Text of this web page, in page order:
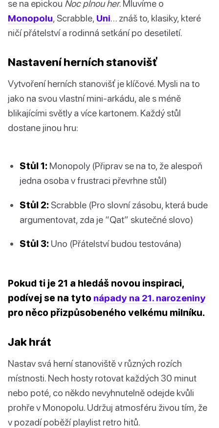
se na epickou Noc plnou her. Mluvíme o
Monopolu, Scrabble, Uni… znáš to, klasiky, které
ničí přátelství a rodinná setkání po desetiletí.
Nastavení herních stanovišť
Vytvoření herních stanovišť je klíčové. Mysli na to
jako na svou vlastní mini-arkádu, ale s méně
blikajícími světly a více kartonem. Každý stůl
dostane jinou hru:
Stůl 1: Monopoly (Připrav se na to, že alespoň
jedna osoba v frustraci převrhne stůl)
Stůl 2: Scrabble (Pro slovní zásobu, která bude
argumentovat, zda je “Qat” skutečné slovo)
Stůl 3: Uno (Přátelství budou testována)
Pokud ti je 21 a hledáš novou inspiraci,
podívej se na tyto nápady na 21. narozeniny
pro něco přizpůsobeného velkému milníku.
Jak hrát
Nastav svá herní stanoviště v různých rozích
místnosti. Nech hosty rotovat každých 30 minut
nebo poté, co někdo nevyhnutelně odejde kvůli
prohře v Monopolu. Udržuj atmosféru živou tím, že
v pozadí poběží playlist retro hitů.